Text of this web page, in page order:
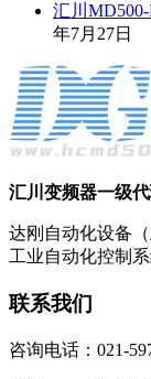
汇川
年7月27日
汇川变频器一级
达刚自动化设备
工业自动化控制
联系我们
咨询电话：021-